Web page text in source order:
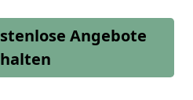
Angebote